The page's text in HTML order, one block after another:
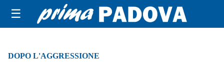
☰
DOPO L'AGGRESSIONE